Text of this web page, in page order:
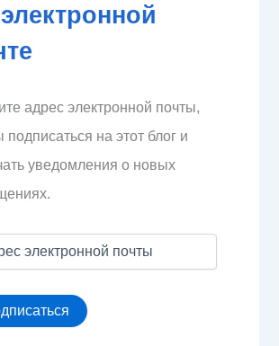
адрес электронной почты,
подписаться на этот блог и
уведомления о новых